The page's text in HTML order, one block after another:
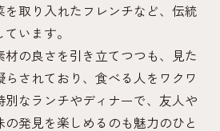
を取り入れたフレンチなど、伝統
います。
材の良さを引き立てつつも、見た
らされており、食べる人をワクワ
別なランチやディナーで、友人や
発見を楽しめるのも魅力のひと